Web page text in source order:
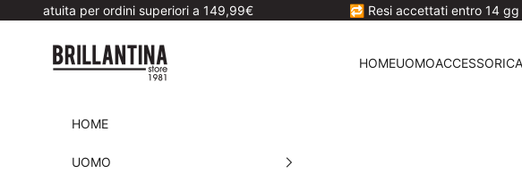
Vai al contenuto
per ordini superiori a 149,99€ 🔁 Resi accettati entro 14 gg dalla
Brillantina Store
HOMEUOMOACCESSORI
HOME
UOMO